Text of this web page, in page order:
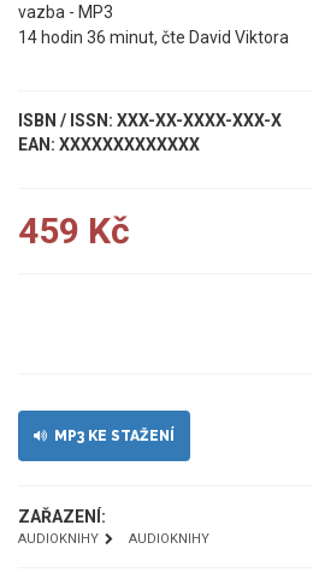
vazba - MP3
14 hodin 36 minut, čte David Viktora
ISBN / ISSN: XXX-XX-XXXX-XXX-X
EAN: XXXXXXXXXXXXX
459 Kč
MP3 KE STAŽENÍ
ZAŘAZENÍ:
AUDIOKNIHY AUDIOKNIHY